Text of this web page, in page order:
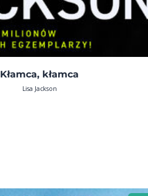
Kłamca, kłamca
Lisa Jackson